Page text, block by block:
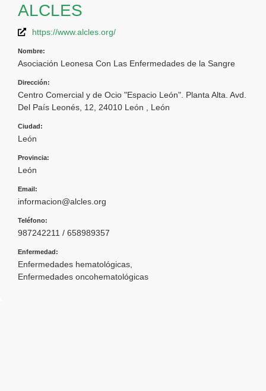
ALCLES
https://www.alcles.org/
Nombre:
Asociación Leonesa Con Las Enfermedades de la Sangre
Dirección:
Centro Comercial y de Ocio "Espacio León". Planta Alta. Avd.
Del País Leonés, 12, 24010 León , León
Ciudad:
León
Provincia:
León
Email:
informacion@alcles.org
Teléfono:
987242211 / 658989357
Enfermedad:
Enfermedades hematológicas
Enfermedades oncohematológicas